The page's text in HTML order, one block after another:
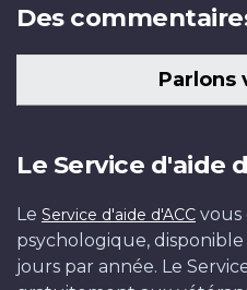
Des
Parlons
Le Service d'aide
Le Service d'aide d'ACC vous
psychologique,
jours par année. Le